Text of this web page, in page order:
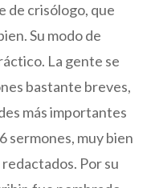
de crisólogo, que
Su modo de
La gente se
bastante breves,
más importantes
sermones, muy bien
Por su